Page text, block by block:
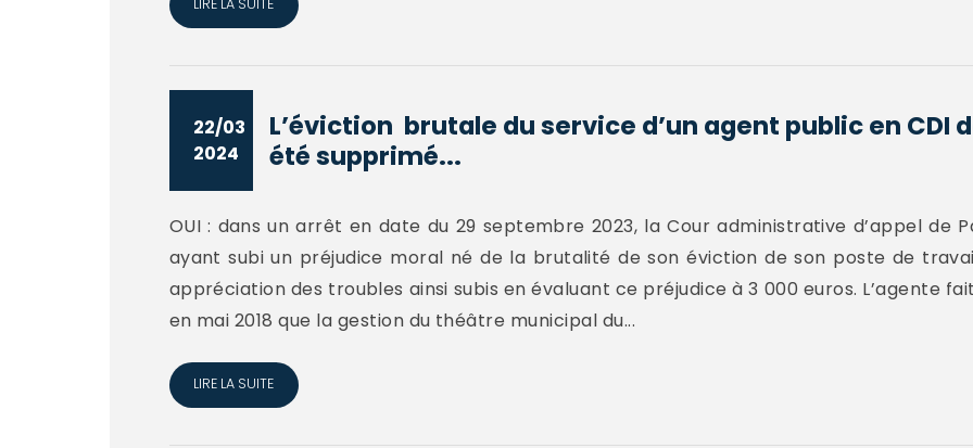
LIRE LA SUITE
22/03
2024
L’éviction brutale du service d’un agent public en CDI
été supprimé...
OUI : dans un arrêt en date du 29 septembre 2023, la Cour administrative d’appel de
ayant subi un préjudice moral né de la brutalité de son éviction de son poste de
appréciation des troubles ainsi subis en évaluant ce préjudice à 3 000 euros. L’agente
en mai 2018 que la gestion du théâtre municipal du...
LIRE LA SUITE